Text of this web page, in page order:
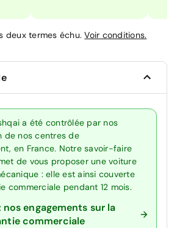
deux termes échu.Voir conditions.
a été contrôlée par nos
de nos centres de
en France. Notre savoir-faire
de vous proposer une voiture
: elle est ainsi couverte
commerciale pendant 12 mois.
nos engagements sur la
commerciale